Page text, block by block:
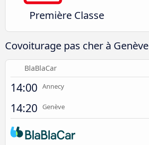
Première Classe
Covoiturage pas cher à Genève
BlaBlaCar
14:00 Annecy
14:20 Genève